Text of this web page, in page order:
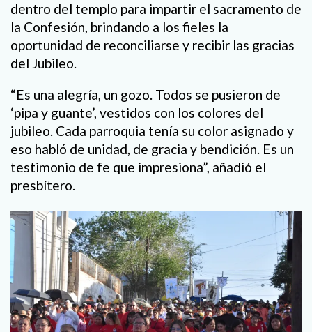
dentro del templo para impartir el sacramento de
la Confesión, brindando a los fieles la
oportunidad de reconciliarse y recibir las gracias
del Jubileo.
“Es una alegría, un gozo. Todos se pusieron de
‘pipa y guante’, vestidos con los colores del
jubileo. Cada parroquia tenía su color asignado y
eso habló de unidad, de gracia y bendición. Es un
testimonio de fe que impresiona”, añadió el
presbítero.